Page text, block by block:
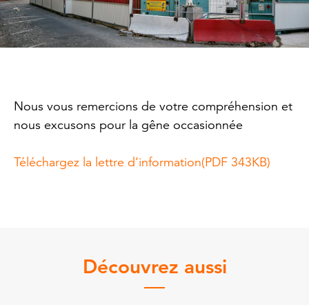
Nous vous remercions de votre compréhension et
nous excusons pour la gêne occasionnée
Téléchargez la lettre d’information(PDF 343KB)
Découvrez aussi